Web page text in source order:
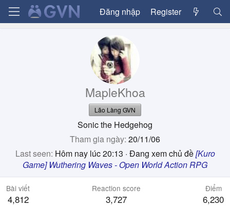
Đăng nhập Register
MapleKhoa
Lão Làng GVN
Sonic the Hedgehog
Tham gia ngày 20/11/06
Last seen Hôm nay lúc 20:13 · Đang xem chủ đề[Kuro
Game] Wuthering Waves - Open World Action RPG
Bài viết
4,812
Reaction score
3,727
Điểm
6,230